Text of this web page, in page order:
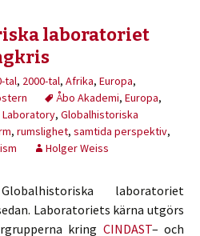
laboratoriet
tal, 2000-tal, Afrika, Europa,
Åbo Akademi, Europa,
Laboratory, Globalhistoriska
, rumslighet, samtida perspektiv,
Holger Weiss
laboratoriet
Laboratoriets kärna utgörs
kring CINDAST– och